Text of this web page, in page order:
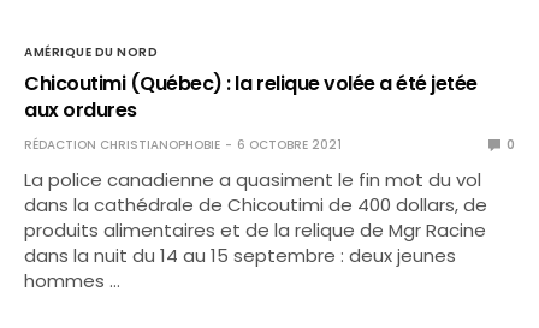
AMÉRIQUE DU NORD
Chicoutimi (Québec) : la relique volée a été jetée
aux ordures
RÉDACTION CHRISTIANOPHOBIE 6 OCTOBRE 2021 0
La police canadienne a quasiment le fin mot du vol
dans la cathédrale de Chicoutimi de 400 dollars, de
produits alimentaires et de la relique de Mgr Racine
dans la nuit du 14 au 15 septembre : deux jeunes
hommes …